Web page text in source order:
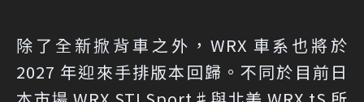
除了全新掀背車之外，WRX 車系也將於
2027 年迎來手排版本回歸。不同於目前日